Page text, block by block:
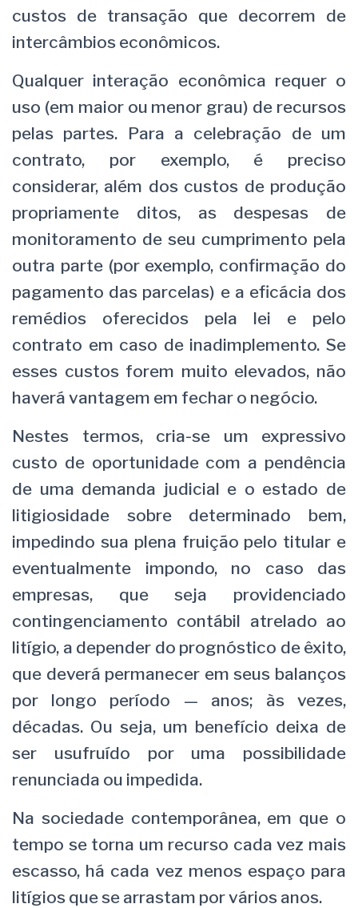
custos de transação que decorrem de
intercâmbios econômicos.
Qualquer interação econômica requer o
uso (em maior ou menor grau) de recursos
pelas partes. Para a celebração de um
contrato, por exemplo, é preciso
considerar, além dos custos de produção
propriamente ditos, as despesas de
monitoramento de seu cumprimento pela
outra parte (por exemplo, confirmação do
pagamento das parcelas) e a eficácia dos
remédios oferecidos pela lei e pelo
contrato em caso de inadimplemento. Se
esses custos forem muito elevados, não
haverá vantagem em fechar o negócio.
Nestes termos, cria-se um expressivo
custo de oportunidade com a pendência
de uma demanda judicial e o estado de
litigiosidade sobre determinado bem,
impedindo sua plena fruição pelo titular e
eventualmente impondo, no caso das
empresas, que seja providenciado
contingenciamento contábil atrelado ao
litígio, a depender do prognóstico de êxito,
que deverá permanecer em seus balanços
por longo período — anos; às vezes,
décadas. Ou seja, um benefício deixa de
ser usufruído por uma possibilidade
renunciada ou impedida.
Na sociedade contemporânea, em que o
tempo se torna um recurso cada vez mais
escasso, há cada vez menos espaço para
litígios que se arrastam por vários anos.